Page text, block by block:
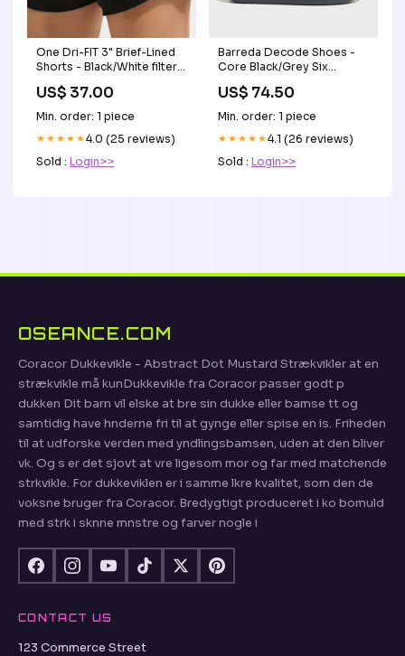
One Dri-FIT 3" Brief-Lined
Shorts - Black/White filter-
bottoms
US$ 37.00
Min. order: 1 piece
★★★★★4.0 (25 reviews)
Sold : Login>>
Barreda Decode Shoes -
Core Black/Grey Six
US$ 74.50
Min. order: 1 piece
★★★★★4.1 (26 reviews)
Sold : Login>>
OSEANCE.COM
Coracor Dukkevikle - Abstract Dot Mustard Strækvikler at en
strækvikle må kunDukkevikle fra Coracor passer godt p
dukken Dit barn vil elske at bre sin dukke eller bamse tt og
samtidig have hnderne fri til at gynge eller spise en is. Friheden
til at udforske verden med yndlingsbamsen, uden at den bliver
vk. Og s er det sjovt at vre ligesom mor og far med matchende
strkvikle. For dukkeviklen er i samme lkre kvalitet, som den de
voksne bruger fra Coracor. Bredygtigt produceret i ko bomuld
med strk i sknne mnstre og farver nogle i
CONTACT US
123 Commerce Street